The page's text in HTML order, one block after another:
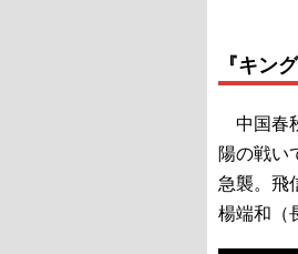
『キン
中国春
陽の戦い
急襲。飛
楊端和（